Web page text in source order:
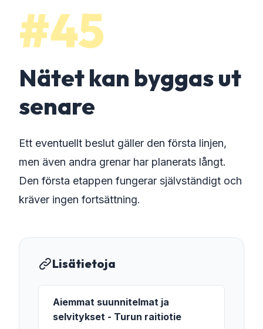
#45
Nätet kan byggas ut
senare
Ett eventuellt beslut gäller den första linjen,
men även andra grenar har planerats långt.
Den första etappen fungerar självständigt och
kräver ingen fortsättning.
Lisätietoja
Aiemmat suunnitelmat ja
selvitykset - Turun raitiotie